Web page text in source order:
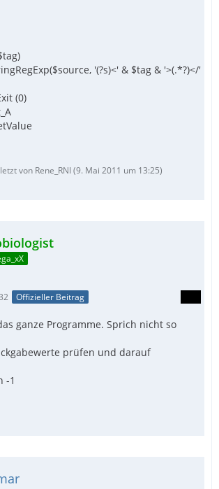
'(?s)<' & $tag & '>(.*?)</'
(0)
von Rene_RNI (9. Mai 2011 um 13:25)
Offizieller Beitrag
ganze Programme. Sprich nicht so
prüfen und darauf
-1